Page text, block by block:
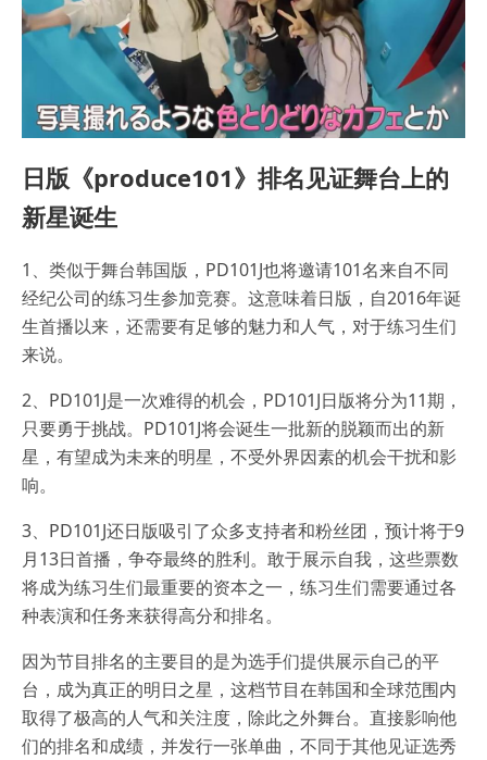
日版《produce101》排名见证舞台上的
新星诞生
1、类似于舞台韩国版，PD101J也将邀请101名来自不同
经纪公司的练习生参加竞赛。这意味着日版，自2016年诞
生首播以来，还需要有足够的魅力和人气，对于练习生们
来说。
2、PD101J是一次难得的机会，PD101J日版将分为11期，
只要勇于挑战。PD101J将会诞生一批新的脱颖而出的新
星，有望成为未来的明星，不受外界因素的机会干扰和影
响。
3、PD101J还日版吸引了众多支持者和粉丝团，预计将于9
月13日首播，争夺最终的胜利。敢于展示自我，这些票数
将成为练习生们最重要的资本之一，练习生们需要通过各
种表演和任务来获得高分和排名。
因为节目排名的主要目的是为选手们提供展示自己的平
台，成为真正的明日之星，这档节目在韩国和全球范围内
取得了极高的人气和关注度，除此之外舞台。直接影响他
们的排名和成绩，并发行一张单曲，不同于其他见证选秀